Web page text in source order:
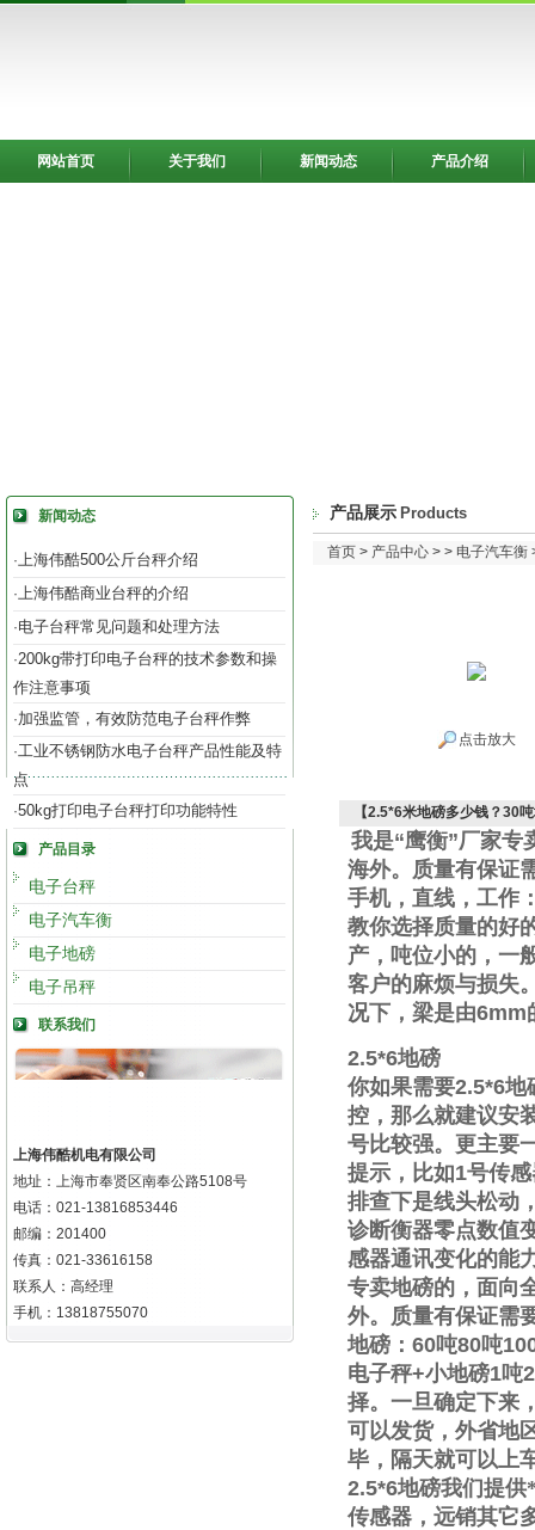
网站首页 关于我们 新闻动态 产品介绍
新闻动态
·上海伟酷500公斤台秤介绍
·上海伟酷商业台秤的介绍
·电子台秤常见问题和处理方法
·200kg带打印电子台秤的技术参数和操
作注意事项
·加强监管，有效防范电子台秤作弊
·工业不锈钢防水电子台秤产品性能及特
点
·50kg打印电子台秤打印功能特性
产品目录
电子台秤
电子汽车衡
电子地磅
电子吊秤
联系我们
上海伟酷机电有限公司
地址：上海市奉贤区南奉公路5108号
电话：021-13816853446
邮编：201400
传真：021-33616158
联系人：高经理
手机：13818755070
产品展示 Products
首页 > 产品中心 > > 电子汽车衡
点击放大
【2.5*6米地磅多少钱？30
我是“鹰衡”厂家专
海外。质量有保证
手机，直线 ，工作
教你选择质量的好
产，吨位小的，一
客户的麻烦与损失
况下，梁是由6mm
2.5*6地磅
你如果需要2.5*6地
控，那么就建议安
号比较强。更主要
提示，比如1号传
排查下是线头松动
诊断衡器零点数值
感器通讯变化的能
专卖地磅的，面向
外。质量有保证需
地磅： 60吨80吨
电子秤+小地磅1吨2
择。一旦确定下来
可以发货，外省地
毕，隔天就可以上
2.5*6地磅我们提供
传感器，远销其它